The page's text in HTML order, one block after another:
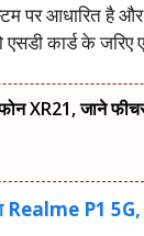
पर आधारित
कार्ड के
XR21, जाने
Realme P1 5G,